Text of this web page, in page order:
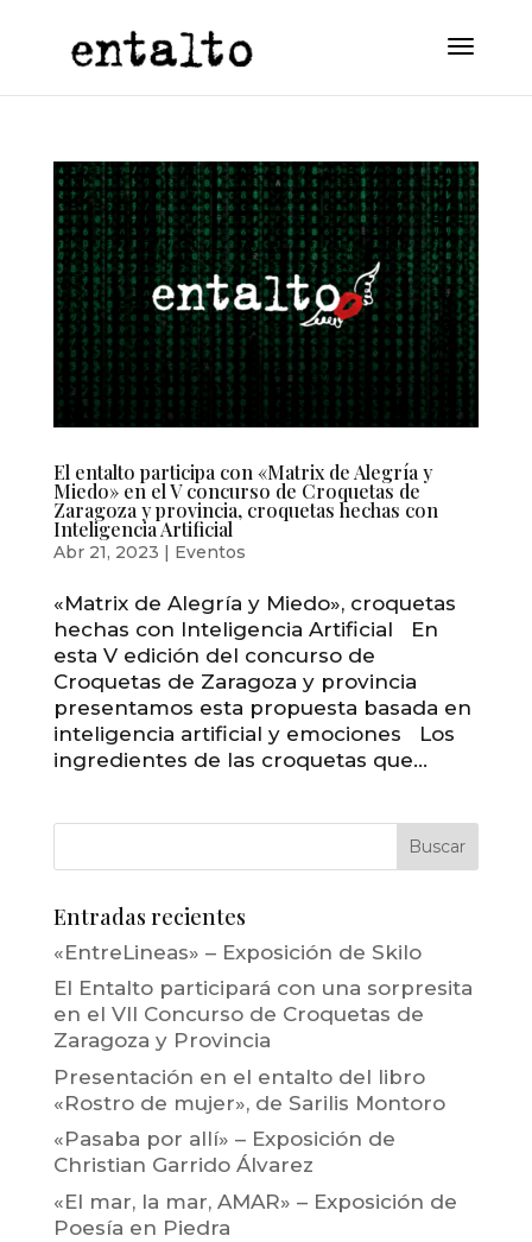
El entalto participa con «Matrix de Alegría y
Miedo» en el V concurso de Croquetas de
Zaragoza y provincia, croquetas hechas con
Inteligencia Artificial
Abr 21, 2023 | Eventos
«Matrix de Alegría y Miedo», croquetas
hechas con Inteligencia Artificial En
esta V edición del concurso de
Croquetas de Zaragoza y provincia
presentamos esta propuesta basada en
inteligencia artificial y emociones Los
ingredientes de las croquetas que...
Entradas recientes
«EntreLineas» – Exposición de Skilo
El Entalto participará con una sorpresita
en el VII Concurso de Croquetas de
Zaragoza y Provincia
Presentación en el entalto del libro
«Rostro de mujer», de Sarilis Montoro
«Pasaba por allí» – Exposición de
Christian Garrido Álvarez
«El mar, la mar, AMAR» – Exposición de
Poesía en Piedra